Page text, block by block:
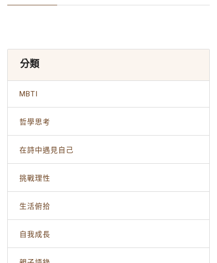
分類
MBTI
哲學思考
在詩中遇見自己
挑戰理性
生活俯拾
自我成長